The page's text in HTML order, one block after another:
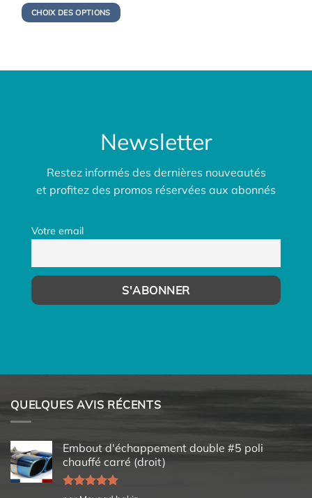
initial
était :
143,00€.
actuel
est :
114,00€.
CHOIX DES OPTIONS
Newsletter
Restez informés des dernières nouveautés
et profitez des promos réservées aux abonnés
Votre email
QUELQUES AVIS RÉCENTS
Embout d'échappement double #5 poli
chauffé carré (droit)